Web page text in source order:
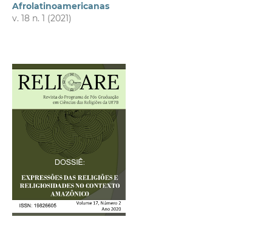
Afrolatinoamericanas
v. 18 n. 1 (2021)